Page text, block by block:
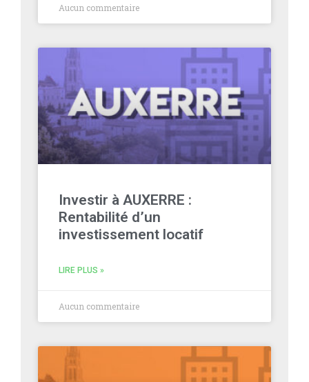
Aucun commentaire
Investir à AUXERRE :
Rentabilité d’un
investissement locatif
LIRE PLUS »
Aucun commentaire